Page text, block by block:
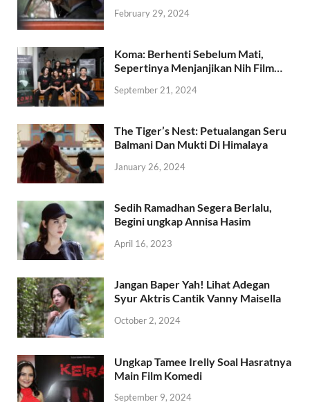
February 29, 2024
Koma: Berhenti Sebelum Mati,
Sepertinya Menjanjikan Nih Film…
September 21, 2024
The Tiger’s Nest: Petualangan Seru
Balmani Dan Mukti Di Himalaya
January 26, 2024
Sedih Ramadhan Segera Berlalu,
Begini ungkap Annisa Hasim
April 16, 2023
Jangan Baper Yah! Lihat Adegan
Syur Aktris Cantik Vanny Maisella
October 2, 2024
Ungkap Tamee Irelly Soal Hasratnya
Main Film Komedi
September 9, 2024